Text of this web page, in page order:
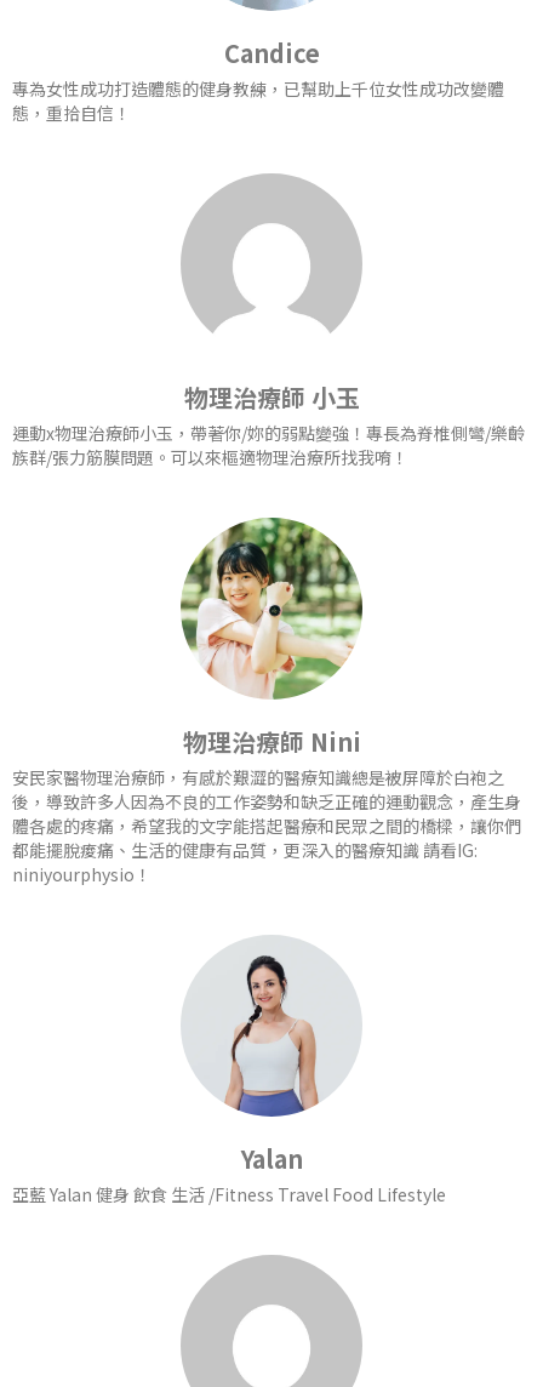
Candice
專為女性成功打造體態的健身教練，已幫助上千位女性成功改變體
態，重拾自信！
物理治療師 小玉
運動x物理治療師小玉，帶著你/妳的弱點變強！專長為脊椎側彎/樂齡
族群/張力筋膜問題。可以來樞適物理治療所找我唷！
物理治療師 Nini
安民家醫物理治療師，有感於艱澀的醫療知識總是被屏障於白袍之
後，導致許多人因為不良的工作姿勢和缺乏正確的運動觀念，產生身
體各處的疼痛，希望我的文字能搭起醫療和民眾之間的橋樑，讓你們
都能擺脫痠痛、生活的健康有品質，更深入的醫療知識 請看IG:
niniyourphysio！
Yalan
亞藍 Yalan 健身 飲食 生活 /Fitness Travel Food Lifestyle